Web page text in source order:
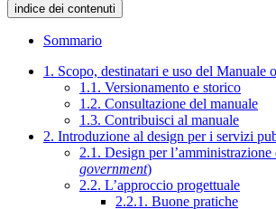
indice dei contenuti
Sommario
1. Scopo, destinatari e uso del Manuale
1.1. Versionamento e storico
1.2. Consultazione del manuale
1.3. Contribuisci al manuale
2. Introduzione al design per i servizi
2.1. Design per
government)
2.2. L’approccio progettuale
2.2.1. Buone pratiche